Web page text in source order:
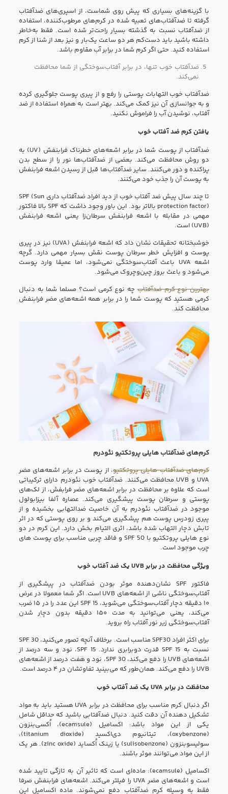
با گزینه‌های بسیاری که پیش روی شماست، از اسپری‌های ضدآفتاب
گرفته تا ضدآفتاب‌های تعبیه شده در کرم‌های مرطوب‌کننده، استفاده
از ضدآفتاب نسبت به گذشته بسیار راحت‌تر شده است. فقط به‌خاطر
داشته باشید باید دست‌کم هر دو ساعت یک‌بار و نیز بعد از شنا از کرم
استفاده کنید. حتی اگر کرم شما در برابر آب مقاوم باشد.
ضدآفتاب خوب تنها، در برابر آفتاب‌سوختگی از شما محافظت
نمی‌کند.
ضدآفتاب خوب التهابات پوستی را رفع و از پیری پوست جلوگیری کرده
و به جوانسازی آن نیز کمک می‌کند. بهتر است به همراه استفاده از ضد
آفتاب، نوشیدن آب را فراموش نکنید.
یافتن کرم ضد آفتاب خوب
ضدآفتاب از پوست شما در برابر اشعه‌های خطرناک فرابنفش (UV) به
دو روش محافظت می‌کند. بعضی از ضدآفتاب‌ها نور را از سطح بدن
پراکنده و دور می‌کنند. سایر ضدآفتاب‌ها قبل از رسیدن اشعه فرابنفش
به پوست آن را جذب خود می‌کنند.
تا چند سال پیش ضد آفتاب خوب از دید افراد ضدآفتاب داری SPF (Sun
protection factor) بالاتر بود. این باور وجود داشت که SPF بالا فاکتور
مهمی در مقابله با اشعه فرابنفش سرطان‌زا یعنی اشعه فرابنفش
(UVB) است.
خوشبختانه تحقیقات نشان داد که اشعه فرابنفش (UVA) نیز در پیری
پوست و افزایش خطر سرطان پوست نقش بسیار مهمی دارد. گرچه
اشعه UVA باعث آفتاب‌سوختگی نمی‌شود،‌ اما عمیقا وارد پوست
می‌شود و باعث بروز چین‌وچروک می‌شود.
بهترین نوع کرم ضدآفتاب چه نوع کرمی است؟ مسلما شما به دنبال
کرمی هستید که پوست شما را در برابر همه اشعه‌های مضر فرابنفش
محافظت کند.
کرم‌های ضدآفتاب هایلی پروتکتیو نئودرم
کرم‌های ضدآفتاب هایلی پروتکتیو، از پوست در برابر اشعه‌های مضر
UVA و UVB محافظت می‌کنند. ضدآفتاب خوب نئودرم دارای ترکیباتی
است که علاوه بر محافظت در برابر اشعه‌های مضر فرابفش، از لک‌های
پوستی و سرطان پوست پیشگیری می‌کند. عصاره آلفا بیزابولول
موجود در ضدآفتاب نئودرم به آن خاصیت ضدالتهابی بخشیده و از
پیری زودرس پوست هم پیشگیری می‌کند و بر روی پوستی که در اثر
تابش دچار التهاب شده باشد، اثری التیام بخش دارد. این کرم در دو
نوع هایلی پروتکتیو با SPF 50 و فاقد چربی مناسب برای پوست های
چرب موجود است.
ویژگی محافظت در برابر UVB یک ضد آفتاب خوب
فاکتور SPF نشان‌دهنده موثر بودن ضدآفتاب در پیشگیری از
آفتاب‌سوختگی ناشی از اشعه‌های UVB است. اگر شما معمولا در عرض
۱۰ دقیقه دچار آفتاب‌سوختگی می‌شوید،‌ SPF 15 این عدد را در ۱۵ ضرب
می‌کند،‌ یعنی می‌توانید به مدت ۱۵۰ دقیقه بدون دچار شدن
آفتاب‌سوختگی زیر نور آفتاب راه بروید.
برای اکثر افراد SPF30 مناسب است. برخلاف آنچه تصور می‌کنید، SPF 30
نسبت به SPF 15 قدرت دوبرابری ندارد. SPF 15، نود و سه درصد از
اشعه‌های UVB را دفع می‌کند، SPF 30،‌ نود و هفت درصد از اشعه‌های
UVB را دفع می‌کند. همان‌طور که می‌بینید تفاوتشان در ۴ درصد است.
محافظت در برابر UVA یک ضد آفتاب خوب
اگر دنبال کرم مناسب برای محافظت در برابر UVA هستید باید به مواد
تشکیل دهنده آن دقت کنید. دنبال ضدآفتابی باشید که حداقل شامل
یکی از این مواد باشد:‌ اکسامیل (ecamsule)،‌ اُکسی‌بنزون
(oxybenzone)، تیتانیوم دی‌اکسید (titanium dioxide)،
سولیسوبنزون (sulisobenzone) یا زینک اُکساید (zinc oxide). هر یک
از این مواد می‌توانند موثر باشند.
اکسامیل (ecamsule): ماده‌ای است که تاثیر آن به تازگی تایید شده
است و اشعه‌های مضر UVA را فیلتر می‌کند. اشعه‌های فرابنفش صرفا
فقط به وسیله کرم ضدآفتاب دفع نمی‌شوند. ماده اکسامیل این